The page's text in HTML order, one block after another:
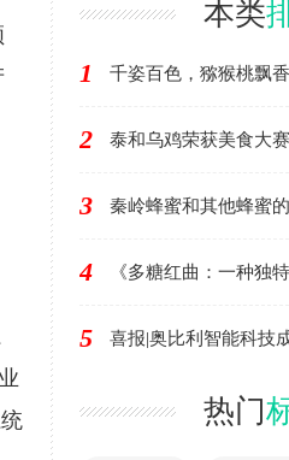
本类
1 千姿百色，猕猴桃飘
2 泰和乌鸡荣获美食大
3 秦岭蜂蜜和其他蜂蜜
4 《多糖红曲：一种独
5 喜报|奥比利智能科技
热门